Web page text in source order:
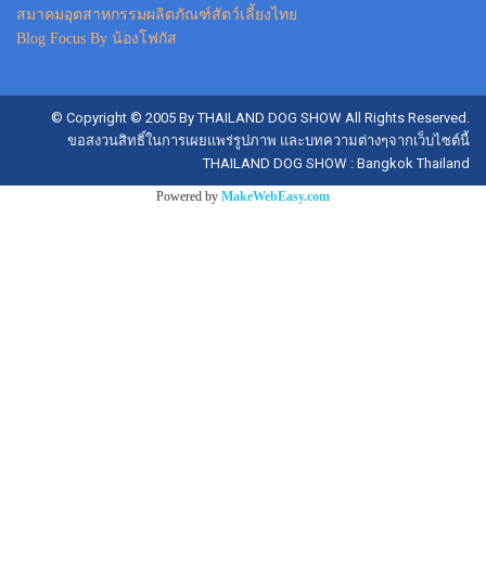
สมาคมอุตสาหกรรมผลิตภัณฑ์สัตว์เลี้ยงไทย
Blog Focus By น้องโฟกัส
© Copyright © 2005 By THAILAND DOG SHOW All Rights Reserved.
ขอสงวนสิทธิ์ในการเผยแพร่รูปภาพ และบทความต่างๆจากเว็บไซต์นี้
THAILAND DOG SHOW : Bangkok Thailand
Powered by MakeWebEasy.com